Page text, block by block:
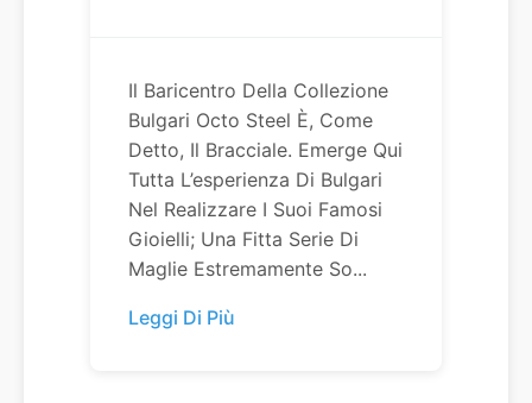
Il Baricentro Della Collezione
Bulgari Octo Steel È, Come
Detto, Il Bracciale. Emerge Qui
Tutta L’esperienza Di Bulgari
Nel Realizzare I Suoi Famosi
Gioielli; Una Fitta Serie Di
Maglie Estremamente So...
Leggi Di Più